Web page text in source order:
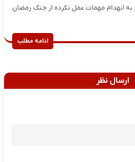
به انهدام مهمات عمل نکرده از جنگ رمضان
ادامه مطلب
ارسال نظر